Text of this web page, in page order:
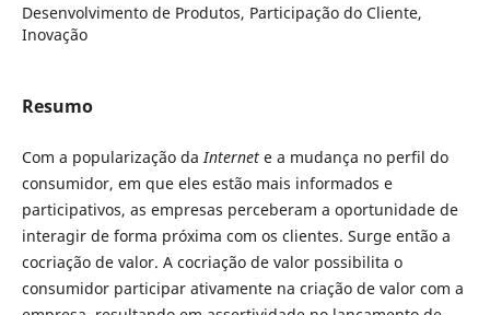
Desenvolvimento de Produtos, Participação do Cliente,
Inovação
Resumo
Com a popularização daInternete a mudança no perfil do
consumidor, em que eles estão mais informados e
participativos, as empresas perceberam a oportunidade de
interagir de forma próxima com os clientes. Surge então a
cocriação de valor. A cocriação de valor possibilita o
consumidor participar ativamente na criação de valor com a